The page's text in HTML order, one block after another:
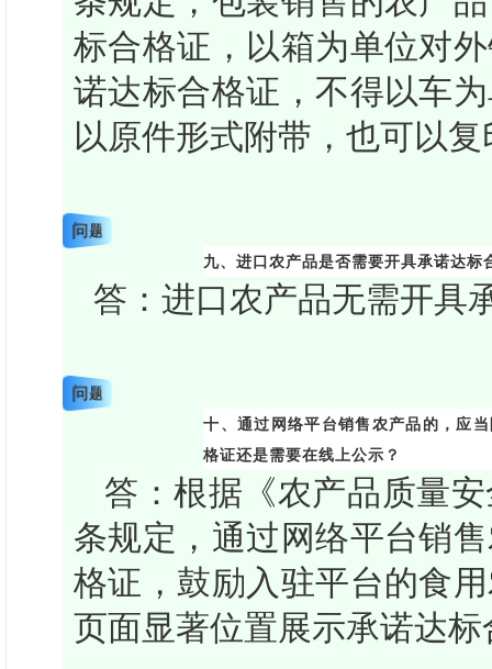
标合格证，以箱为单位对
诺达标合格证，不得以车
以原件形式附带，也可以
问题
九、进口农产品是否需要开具承诺达标
答：进口农产品无需开具
问题
十、通过网络平台销售农产品的，应
格证还是需要在线上公示？
答：根据《农产品质量
条规定，通过网络平台销
格证，鼓励入驻平台的食
页面显著位置展示承诺达